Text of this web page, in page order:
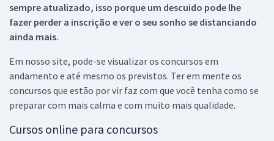
sempre atualizado, isso porque um descuido pode lhe
fazer perder a inscrição e ver o seu sonho se distanciando
ainda mais.
Em nosso site, pode-se visualizar os concursos em
andamento e até mesmo os previstos. Ter em mente os
concursos que estão por vir faz com que você tenha como se
preparar com mais calma e com muito mais qualidade.
Cursos online para concursos